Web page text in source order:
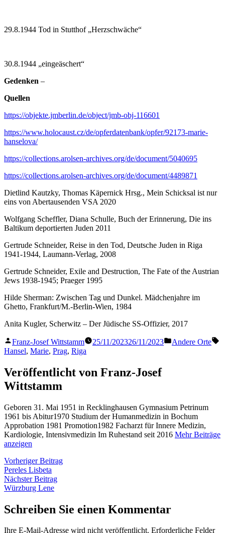
29.8.1944 Tod in Stutthof „Herzschwäche“
30.8.1944 „eingeäschert“
Gedenken –
Quellen
https://objekte.jmberlin.de/object/jmb-obj-116601
https://www.holocaust.cz/de/opferdatenbank/opfer/92173-marie-
hanselova/
https://collections.arolsen-archives.org/de/document/5040695
https://collections.arolsen-archives.org/de/document/4489871
Dietlind Kautzky, Thomas Käpernick Hrsg., Mein Schicksal ist nur
eins von Abertausenden VSA 2020
Wolfgang Scheffler, Diana Schulle, Buch der Erinnerung, Die ins
Baltikum deportierten Juden 2011
Gertrude Schneider, Reise in den Tod, Deutsche Juden in Riga
1941-1944, Laumann-Verlag, 2008
Gertrude Schneider, Exile and Destruction, The Fate of the Austrian
Jews 1938-1945; Praeger 1995
Hilde Sherman: Zwischen Tag und Dunkel. Mädchenjahre im
Ghetto, Frankfurt/M.-Berlin-Wien, 1984
Anita Kugler, Scherwitz – Der Jüdische SS-Offizier, 2017
Veröffentlicht
von
Franz-Josef Wittstamm 25/11/202326/11/2023
Veröffentlicht
Andere Orte
Hansel, Marie, Prag, Riga
Veröffentlicht von Franz-Josef
Wittstamm
Geboren 31. Mai 1951 in Recklinghausen Gymnasium Petrinum
1961 bis Abitur1970 Studium der Humanmedizin in Bochum
Approbation 1981 Promotion1982 Facharzt für Innere Medizin,
Kardiologie, Intensivmedizin Im Ruhestand seit 2016 Mehr Beiträge
anzeigen
Beitragsnavigation
Vorheriger BeitragVorheriger
Pereles Lisbeta
Nächster BeitragNächster
Würzburg Lene
Schreiben Sie einen Kommentar
Ihre E-Mail-Adresse wird nicht veröffentlicht. Erforderliche Felder